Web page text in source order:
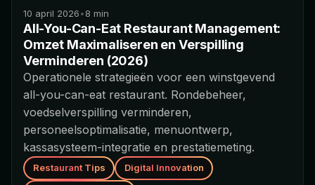
10 april 2026•8 min
All-You-Can-Eat Restaurant Management:
Omzet Maximaliseren en Verspilling
Verminderen (2026)
Operationele strategieën voor een winstgevend
all-you-can-eat restaurant. Rondebeheer,
voedselverspilling verminderen,
personeelsoptimalisatie, menuontwerp,
kassasysteem-integratie en prestatiemeting.
Restaurant Tips Digital Innovation